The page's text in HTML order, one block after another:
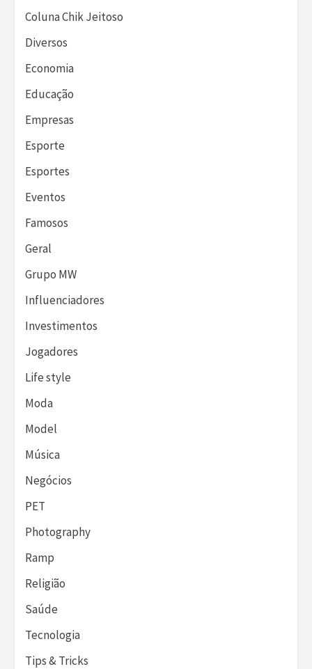
Coluna Chik Jeitoso
Diversos
Economia
Educação
Empresas
Esporte
Esportes
Eventos
Famosos
Geral
Grupo MW
Influenciadores
Investimentos
Jogadores
Life style
Moda
Model
Música
Negócios
PET
Photography
Ramp
Religião
Saúde
Tecnologia
Tips & Tricks